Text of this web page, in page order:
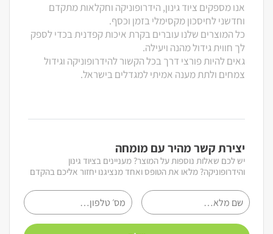
אנו מספקים ציוד גינון, הידרופוניקה וחקלאות מתקדם
וחדשני לחיסכון מקסימלי בזמן וכסף.
כל המוצרים שלנו עוברים בקרת איכות קפדנית בכדי לספק
לך חווית גידול מהנה ויעילה.
גאים להיות פורצי דרך בכל הקשור להידרופוניקה וגידול
צמחים ולתת מענה אמיתי למגדלים בישראל.
יצירת קשר מהיר עם מומחה
יש לכם שאלות נוספות על המוצר? מעניינים בציוד גינון
והידרופוניקה? מלאו את הטופס ואחד מנציגנו יחזור אליכם בהקדם